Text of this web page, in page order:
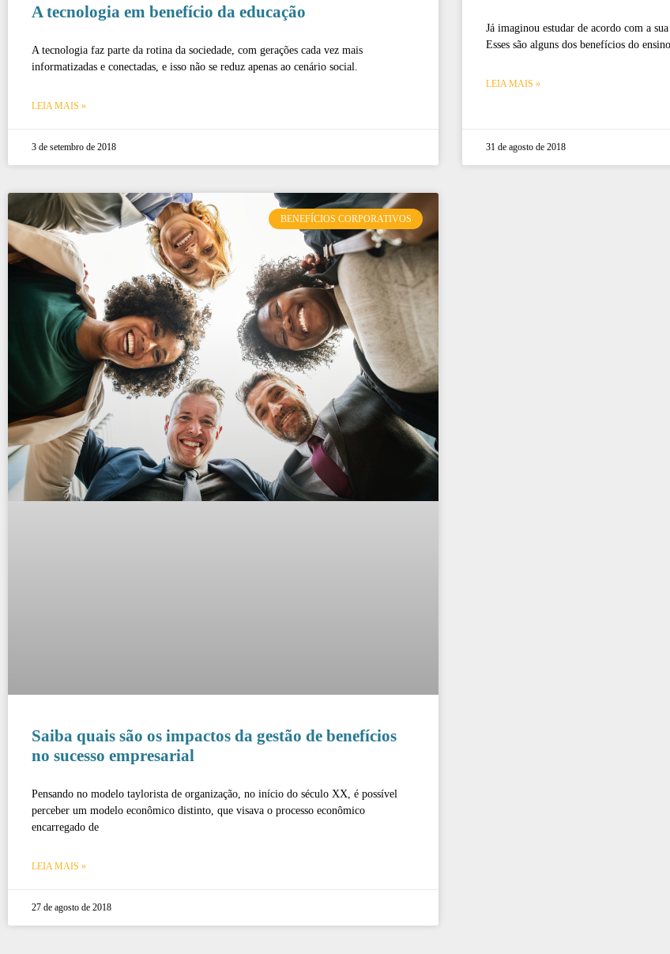
A tecnologia em benefício da educação
A tecnologia faz parte da rotina da sociedade, com gerações cada vez mais
informatizadas e conectadas, e isso não se reduz apenas ao cenário social.
LEIA MAIS »
3 de setembro de 2018
Já imaginou estudar de acordo com a
Esses são alguns dos benefícios do
LEIA MAIS »
31 de agosto de 2018
BENEFÍCIOS CORPORATIVOS
Saiba quais são os impactos da gestão de benefícios
no sucesso empresarial
Pensando no modelo taylorista de organização, no início do século XX, é possível
perceber um modelo econômico distinto, que visava o processo econômico
encarregado de
LEIA MAIS »
27 de agosto de 2018